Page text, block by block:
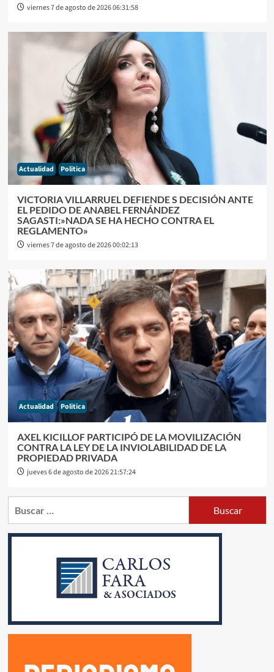
viernes 7 de agosto de 2026 06:31:58
Actualidad Politica
VICTORIA VILLARRUEL DEFIENDE S DECISIÓN ANTE
EL PEDIDO DE ANABEL FERNÁNDEZ
SAGASTI:»NADA SE HA HECHO CONTRA EL
REGLAMENTO»
viernes 7 de agosto de 2026 00:02:13
Actualidad Politica
AXEL KICILLOF PARTICIPÓ DE LA MOVILIZACIÓN
CONTRA LA LEY DE LA INVIOLABILIDAD DE LA
PROPIEDAD PRIVADA
jueves 6 de agosto de 2026 21:57:24